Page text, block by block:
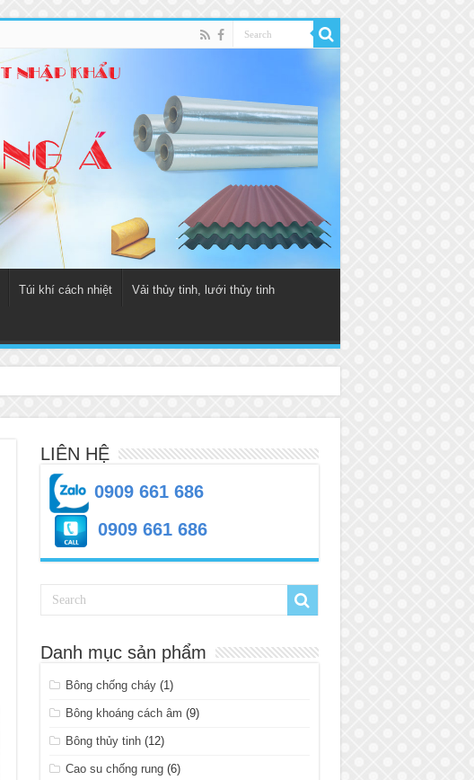
Túi khí cách nhiệt Vải thủy tinh, lưới thủy tinh
LIÊN HỆ
0909 661 686
0909 661 686
Danh mục sản phẩm
Bông chống cháy (1)
Bông khoáng cách âm (9)
Bông thủy tinh (12)
Cao su chống rung (6)